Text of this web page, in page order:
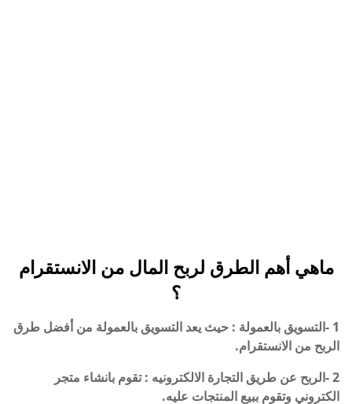
ماهي أهم الطرق لربح المال من الانستقرام
؟
1 -التسويق بالعمولة : حيث يعد التسويق بالعمولة من أفضل طرق
الربح من الانستقرام.
2 -الربح عن طريق التجارة الالكترونيه : تقوم بانشاء متجر
الكتروني وتقوم ببيع المنتجات عليه.